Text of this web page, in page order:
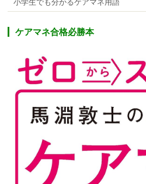
小学生でも分かるケアマネ用語
ケアマネ合格必勝本